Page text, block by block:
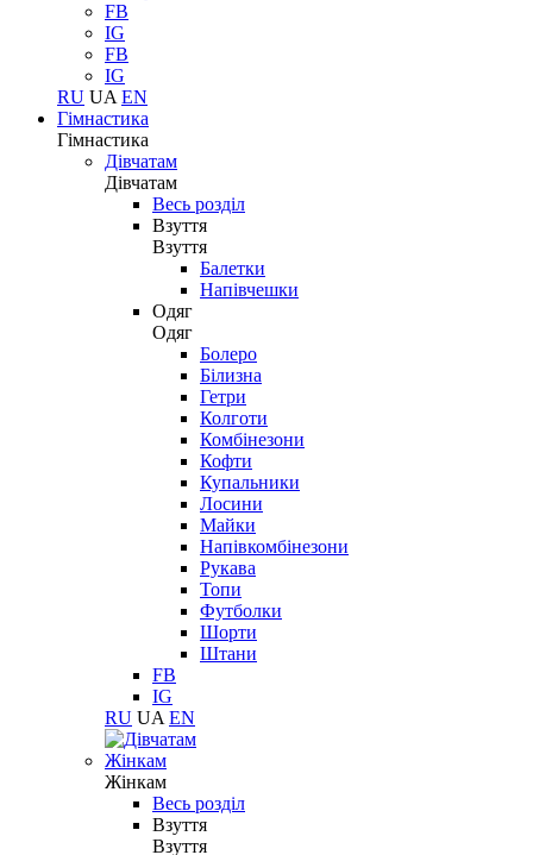
FB
IG
FB
IG
RU UA EN
Гімнастика
Гімнастика
Дівчатам
Дівчатам
Весь розділ
Взуття
Взуття
Балетки
Напівчешки
Одяг
Одяг
Болеро
Білизна
Гетри
Колготи
Комбінезони
Кофти
Купальники
Лосини
Майки
Напівкомбінезони
Рукава
Топи
Футболки
Шорти
Штани
FB
IG
RU UA EN
Жінкам
Жінкам
Весь розділ
Взуття
Взуття